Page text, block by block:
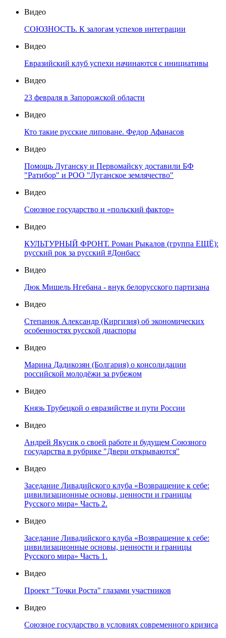
Видео
СОЮЗНОСТЬ. К залогам успехов интеграции
Видео
Евразийский клуб успехи начинаются с инициативы
Видео
23 февраля в Запорожской области
Видео
Кто такие русские липоване. Федор Афанасов
Видео
Помощь Луганску и Первомайску доставили БФ
"Ратибор" и РОО "Луганское землячество"
Видео
Союзное государство и «польский фактор»
Видео
КУЛЬТУРНЫЙ ФРОНТ. Роман Рыкалов (группа ЕЩЁ):
русский рок за русский #Донбасс
Видео
Дюк Мишель Нгебана - внук белорусского партизана
Видео
Степанюк Александр (Киргизия) об экономических
особенностях русской диаспоры
Видео
Марина Дадикозян (Болгария) о консолидации
российской молодёжи за рубежом
Видео
Князь Трубецкой о евразийстве и пути России
Видео
Андрей Якусик о своей работе и будущем Союзного
государства в рубрике "Двери открываются"
Видео
Заседание Ливадийского клуба «Возвращение к себе:
цивилизационные основы, ценности и границы
Русского мира» Часть 2.
Видео
Заседание Ливадийского клуба «Возвращение к себе:
цивилизационные основы, ценности и границы
Русского мира» Часть 1.
Видео
Проект "Точки Роста" глазами участников
Видео
Союзное государство в условиях современного кризиса